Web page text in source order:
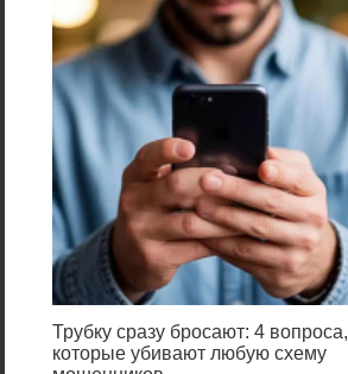
Трубку сразу бросают: 4 вопроса,
которые убивают любую схему